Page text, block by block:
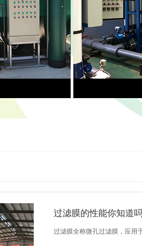
过滤膜的性能你知道
过滤膜全称微孔过滤膜，应用